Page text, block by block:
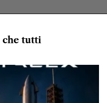
che tutti